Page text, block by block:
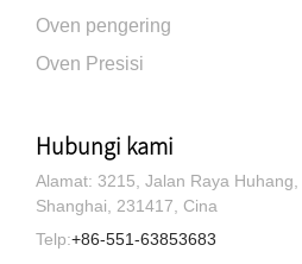
Oven pengering
Oven Presisi
Hubungi kami
Alamat: 3215, Jalan Raya Huhang,
Shanghai, 231417, Cina
Telp:+86-551-63853683